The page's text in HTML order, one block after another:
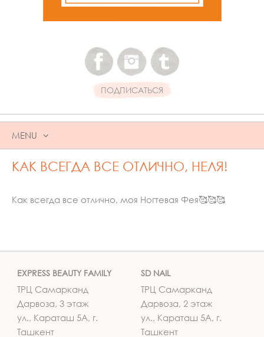
ПОДПИСАТЬСЯ
MENU
SKIP
TO
КАК ВСЕГДА ВСЕ ОТЛИЧНО, НЕЛЯ!
Как всегда все отлично, моя Ногтевая Фея🥰🥰🥰
EXPRESS BEAUTY FAMILY
ТРЦ Самарканд
Дарвоза, 3 этаж
ул., Караташ 5А, г.
Ташкент
SD NAIL
ТРЦ Самарканд
Дарвоза, 2 этаж
ул., Караташ 5А, г.
Ташкент